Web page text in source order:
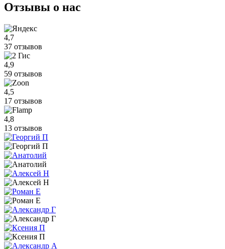
Отзывы о нас
4,7
37 отзывов
4,9
59 отзывов
4,5
17 отзывов
4,8
13 отзывов